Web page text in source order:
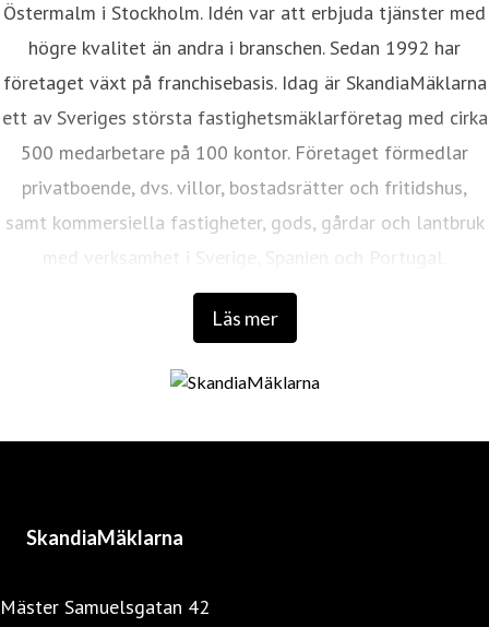
Läs mer
Östermalm i Stockholm. Idén var att erbjuda tjänster med
högre kvalitet än andra i branschen. Sedan 1992 har
företaget växt på franchisebasis. Idag är SkandiaMäklarna
ett av Sveriges största fastighetsmäklarföretag med cirka
500 medarbetare på 100 kontor. Företaget förmedlar
privatboende, dvs. villor, bostadsrätter och fritidshus,
samt kommersiella fastigheter, gods, gårdar och lantbruk
med verksamhet i Sverige, Spanien och Portugal.
SkandiaMäklarna
Mäster Samuelsgatan 42